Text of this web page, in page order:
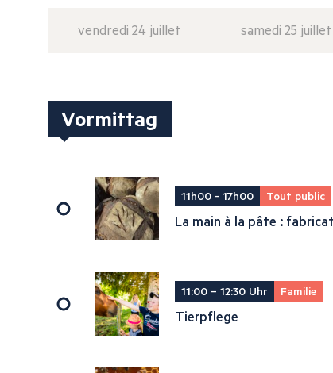
vendredi 24 juillet samedi 25 juillet
Vormittag
11h00 - 17h00 Tout public
La main à la pâte :
11:00 – 12:30 Uhr Familie
Tierpflege